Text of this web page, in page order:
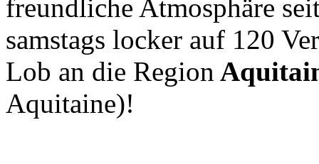
freundliche Atmosphäre
samstags locker auf 120
Lob an die Region
Aquitaine)!